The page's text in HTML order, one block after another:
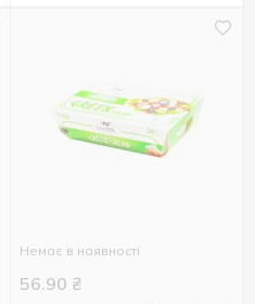
Немає в наявності
56.90 ₴